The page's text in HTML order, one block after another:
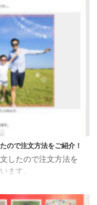
ので注文方法をご紹介！
したので注文方法を
ます。